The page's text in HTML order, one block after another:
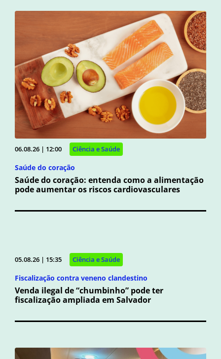
06.08.26 | 12:00 Ciência e Saúde
Saúde do coração
Saúde do coração: entenda como a alimentação
pode aumentar os riscos cardiovasculares
05.08.26 | 15:35 Ciência e Saúde
Fiscalização contra veneno clandestino
Venda ilegal de “chumbinho” pode ter
fiscalização ampliada em Salvador